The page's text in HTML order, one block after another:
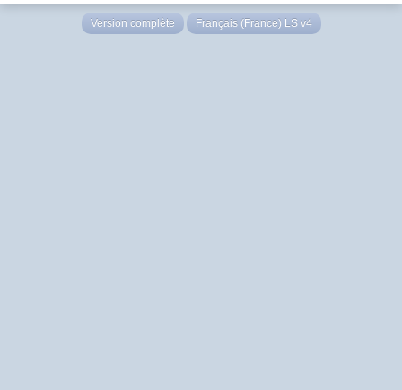
Version complète Français (France) LS v4